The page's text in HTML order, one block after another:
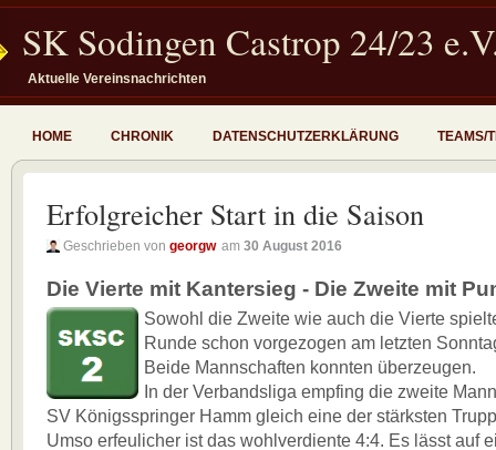
SK Sodingen Castrop 24/23
Aktuelle Vereinsnachrichten
HOME CHRONIK DATENSCHUTZERKLÄRUNG TEAMS/
Erfolgreicher Start in die Saison
Geschrieben von georgw am 30 August 2016
Die Vierte mit Kantersieg - Die Zweite mit
Sowohl die Zweite wie auch die Vierte
Runde schon vorgezogen am letzten
Beide Mannschaften konnten überzeugen.
In der Verbandsliga empfing die zweite
SV Königsspringer Hamm gleich eine der stärksten
Umso erfeulicher ist das wohlverdiente 4:4. Es lässt auf